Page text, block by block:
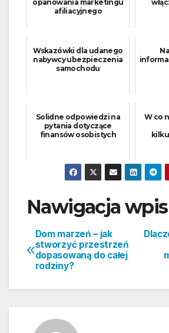
opanowania marketingu
afiliacyjnego
Wskazówki dla udanego
nabywcy ubezpieczenia
samochodu
Solidne odpowiedzi na
pytania dotyczące
finansów osobistych
W co
Nawigacja
Dom marzeń – jak
stworzyć przestrzeń
dopasowaną do całej
rodziny?